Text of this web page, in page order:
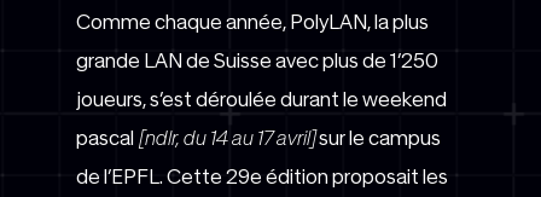
Comme chaque année, PolyLAN, la plus
grande LAN de Suisse avec plus de 1’250
joueurs, s’est déroulée durant le weekend
pascal [ndlr, du 14 au 17 avril]sur le campus
de l’EPFL. Cette 29e édition proposait les